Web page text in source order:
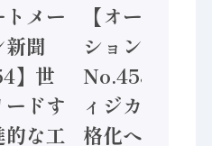
トメー
新聞
】世
ドす
的な工
【オートメー
ション新聞
No.453】フ
ィジカルAI本
格化へ 国産